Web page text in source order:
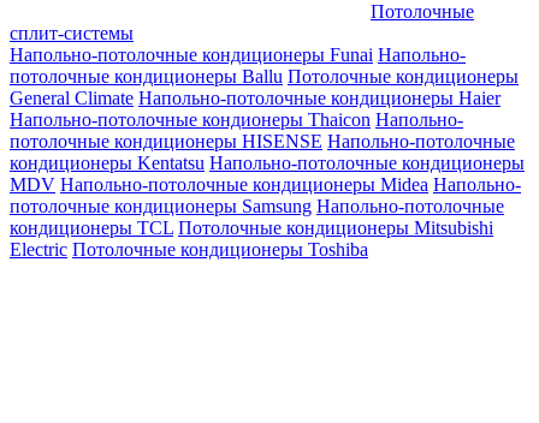
Потолочные
сплит-системы
Напольно-потолочные кондиционеры Funai Напольно-
потолочные кондиционеры Ballu Потолочные кондиционеры
General Climate Напольно-потолочные кондиционеры Haier
Напольно-потолочные кондионеры Thaicon Напольно-
потолочные кондиционеры HISENSE Напольно-потолочные
кондиционеры Kentatsu Напольно-потолочные кондиционеры
MDV Напольно-потолочные кондиционеры Midea Напольно-
потолочные кондиционеры Samsung Напольно-потолочные
кондиционеры TCL Потолочные кондиционеры Mitsubishi
Electric Потолочные кондиционеры Toshiba